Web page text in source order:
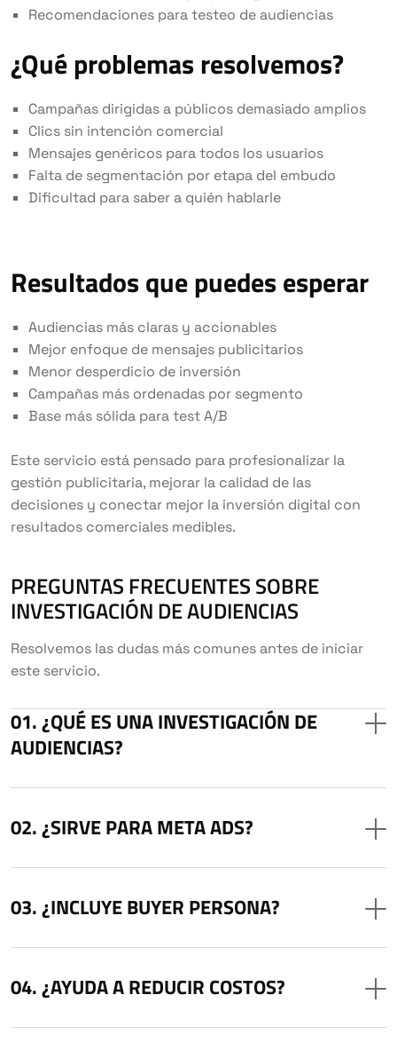
Recomendaciones para testeo de audiencias
¿Qué problemas resolvemos?
Campañas dirigidas a públicos demasiado amplios
Clics sin intención comercial
Mensajes genéricos para todos los usuarios
Falta de segmentación por etapa del embudo
Dificultad para saber a quién hablarle
Resultados que puedes esperar
Audiencias más claras y accionables
Mejor enfoque de mensajes publicitarios
Menor desperdicio de inversión
Campañas más ordenadas por segmento
Base más sólida para test A/B
Este servicio está pensado para profesionalizar la
gestión publicitaria, mejorar la calidad de las
decisiones y conectar mejor la inversión digital con
resultados comerciales medibles.
PREGUNTAS FRECUENTES SOBRE
INVESTIGACIÓN DE AUDIENCIAS
Resolvemos las dudas más comunes antes de iniciar
este servicio.
¿QUÉ ES UNA INVESTIGACIÓN DE
AUDIENCIAS?
¿SIRVE PARA META ADS?
¿INCLUYE BUYER PERSONA?
¿AYUDA A REDUCIR COSTOS?